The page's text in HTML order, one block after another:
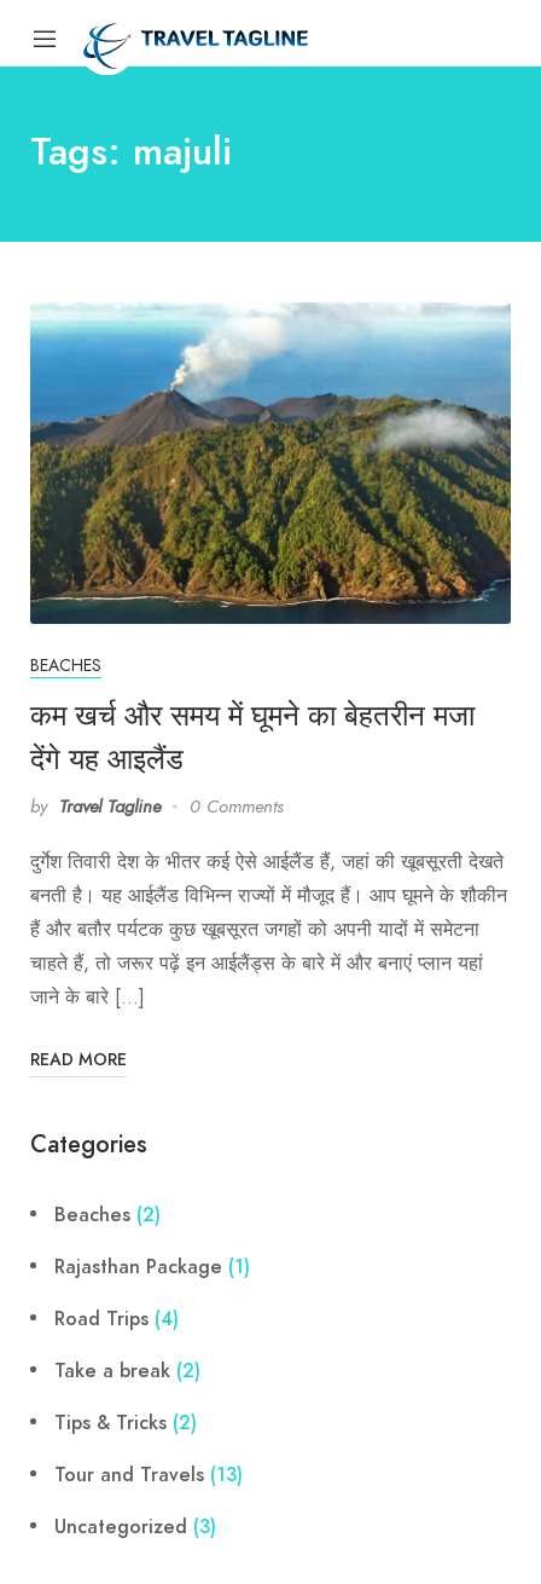
Tags: majuli
BEACHES
कम खर्च और समय में घूमने का बेहतरीन मजा
देंगे यह आइलैंड
by Travel Tagline 0 Comments
दुर्गेश तिवारी देश के भीतर कई ऐसे आईलैंड हैं, जहां की खूबसूरती देखते
बनती है। यह आईलैंड विभिन्न राज्यों में मौजूद हैं। आप घूमने के शौकीन
हैं और बतौर पर्यटक कुछ खूबसूरत जगहों को अपनी यादों में समेटना
चाहते हैं, तो जरूर पढ़ें इन आईलैंड्स के बारे में और बनाएं प्लान यहां
जाने के बारे […]
READ MORE
Categories
Beaches (2)
Rajasthan Package (1)
Road Trips (4)
Take a break (2)
Tips & Tricks (2)
Tour and Travels (13)
Uncategorized (3)